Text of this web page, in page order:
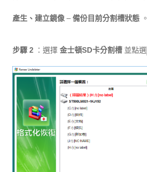
產生、建立鏡像 –備份目前分割槽狀態 。
步驟 2 ：選擇 金士頓SD卡分割槽 並點選